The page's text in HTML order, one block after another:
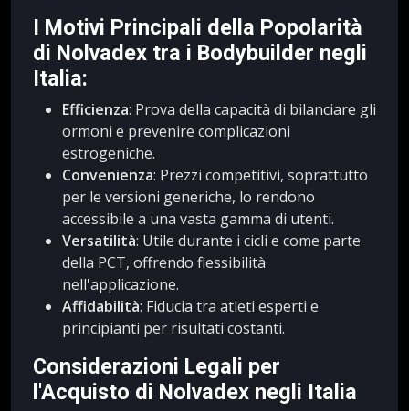
I Motivi Principali della Popolarità
di Nolvadex tra i Bodybuilder negli
Italia:
Efficienza: Prova della capacità di bilanciare gli
ormoni e prevenire complicazioni
estrogeniche.
Convenienza: Prezzi competitivi, soprattutto
per le versioni generiche, lo rendono
accessibile a una vasta gamma di utenti.
Versatilità: Utile durante i cicli e come parte
della PCT, offrendo flessibilità
nell'applicazione.
Affidabilità: Fiducia tra atleti esperti e
principianti per risultati costanti.
Considerazioni Legali per
l'Acquisto di Nolvadex negli Italia